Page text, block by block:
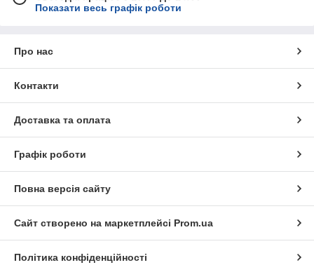
Показати весь графік роботи
Про нас
Контакти
Доставка та оплата
Графік роботи
Повна версія сайту
Сайт створено на маркетплейсі Prom.ua
Політика конфіденційності